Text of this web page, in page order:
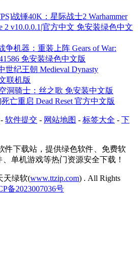
战锤40K：星际战士2 Warhammer
2 v10.0.0.1|官方中文 免安装绿色中文
机器：重装上阵 Gears of War:
免安装绿色中文版
世纪王朝 Medieval Dynasty
联机版
洞骑士：丝之歌 免安装中文版
亡重启 Dead Reset 官方中文版
- 软件提交 - 网站地图 - 标签大全 - 下
件下载站，提供绿色软件、免费软
单机游戏等热门资源安全下载！
天绿软(www.ttzip.com) . All Rights
备2023007036号